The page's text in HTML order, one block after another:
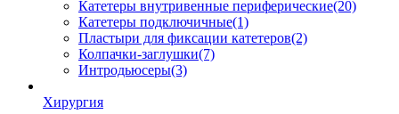
Катетеры внутривенные периферические(20)
Катетеры подключичные(1)
Пластыри для фиксации катетеров(2)
Колпачки-заглушки(7)
Интродьюсеры(3)
Хирургия